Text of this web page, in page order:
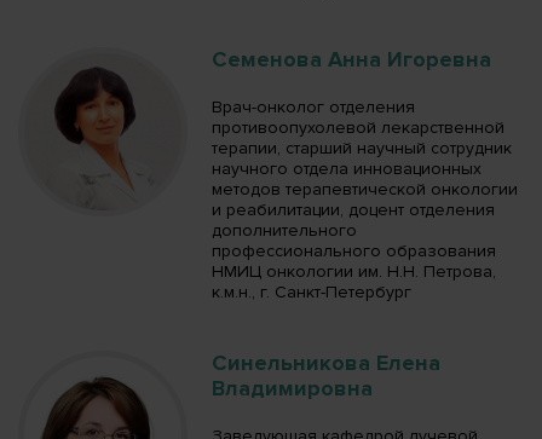
Семенова Анна Игоревна
Врач-онколог отделения
противоопухолевой лекарственной
терапии, старший научный сотрудник
научного отдела инновационных
методов терапевтической онкологии
и реабилитации, доцент отделения
дополнительного
профессионального образования
НМИЦ онкологии им. Н.Н. Петрова,
к.м.н., г. Санкт-Петербург
Синельникова Елена
Владимировна